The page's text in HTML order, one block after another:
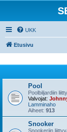
UKK
Etusivu
Pool
Poolbiljardiin
Valvojat:
Lamminaho
Aiheet: 913
Snooker
Snookeriin